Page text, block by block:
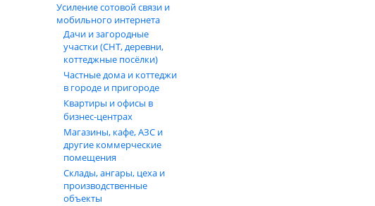
Усиление сотовой связи и
мобильного интернета
Дачи и загородные
участки (СНТ, деревни,
коттеджные посёлки)
Частные дома и коттеджи
в городе и пригороде
Квартиры и офисы в
бизнес‑центрах
Магазины, кафе, АЗС и
другие коммерческие
помещения
Склады, ангары, цеха и
производственные
объекты